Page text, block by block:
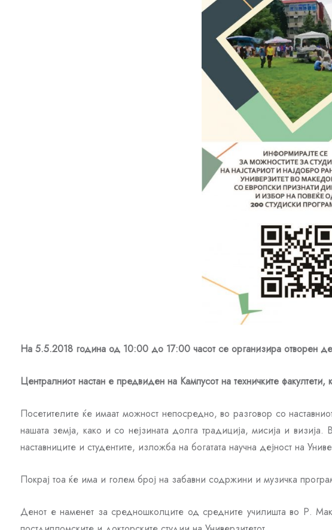
На 5.5.2018 година од 10:00 до 17:00 часот се организира отворен
Централниот настан е предвиден на Кампусот на техничките
Посетителите ќе имаат можност непосредно, во разговор со
нашата земја, како и со нејзината долга традиција, мисија и
наставниците и студентите, изложба на богатата научна дејност на
Покрај тоа ќе има и голем број на забавни содржини и музичка
Денот е наменет за средношколците од средните училишта во Р.